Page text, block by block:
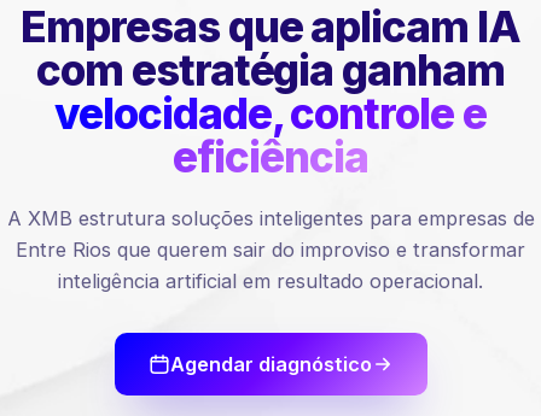
Empresas que aplicam IA
com estratégia ganham
velocidade, controle e
eficiência
A XMB estrutura soluções inteligentes para empresas de
Entre Rios que querem sair do improviso e transformar
inteligência artificial em resultado operacional.
Agendar diagnóstico